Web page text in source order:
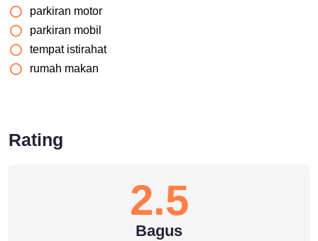
parkiran motor
parkiran mobil
tempat istirahat
rumah makan
Rating
2.5
Bagus